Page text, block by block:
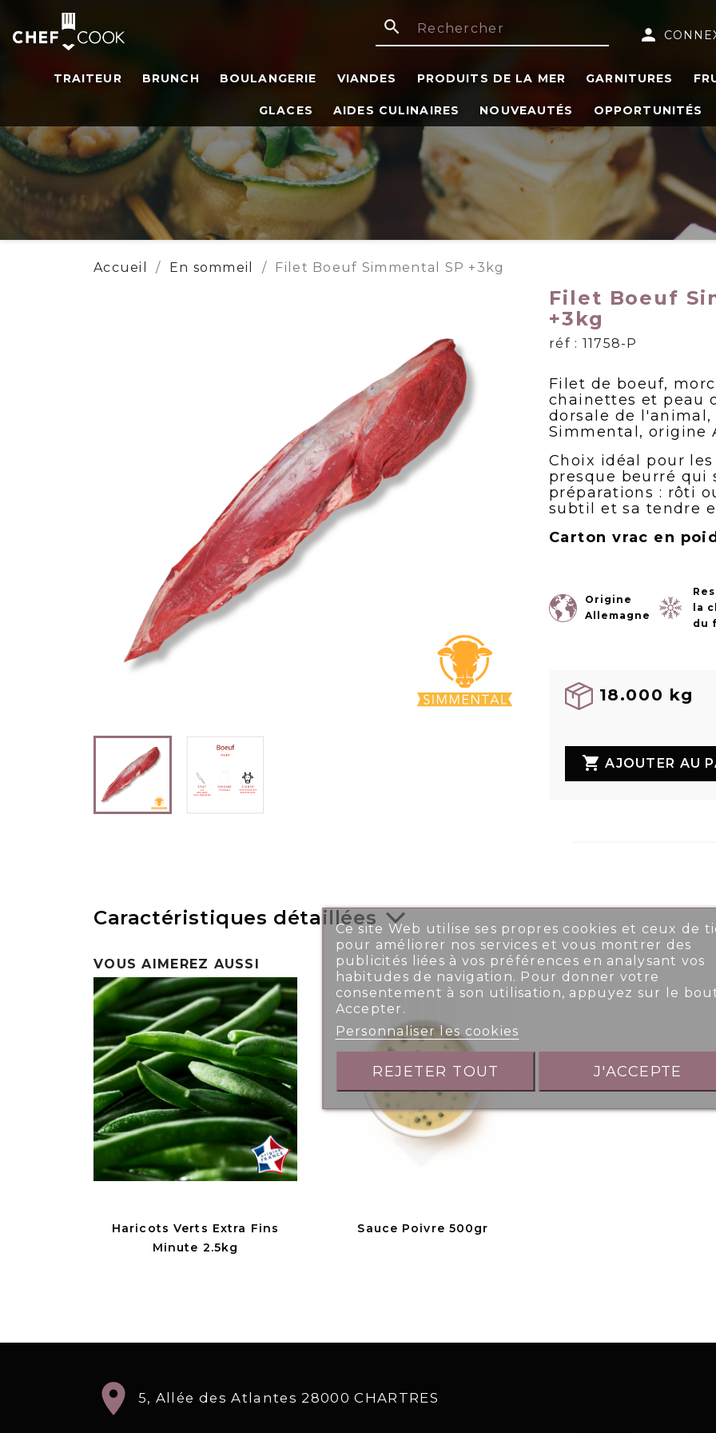
search person
TRAITEUR BRUNCH BOULANGERIE VIANDES PRODUITS DE LA MER GARNITURES
GLACES AIDES CULINAIRES NOUVEAUTÉS OPPORTUNITÉS
Accueil En sommeil Filet Boeuf Simmental SP +3kg
Filet Boeuf
+3kg
réf : 11758-P
Filet de boeuf,
chainettes et peau
dorsale de
Simmental, origine
Choix idéal pour
presque beurré qui
préparations : rôti
subtil et sa tendre
Carton vrac en
Origine
Allemagne
la
du
18.000 kg
 AJOUTER AU
Caractéristiques détaillées
VOUS AIMEREZ AUSSI
Haricots Verts Extra Fins
Minute 2.5kg
Sauce Poivre 500gr
location_on 5, Allée des Atlantes 28000 CHARTRES
Ce site Web utilise ses propres cookies et ceux de
pour améliorer nos services et vous montrer des
publicités liées à vos préférences en analysant vos
habitudes de navigation. Pour donner votre
consentement à son utilisation, appuyez sur le
Accepter.
Personnaliser les cookies
REJETER TOUT J'ACCEPTE